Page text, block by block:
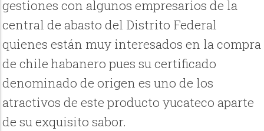
gestiones con algunos empresarios de la
central de abasto del Distrito Federal
quienes están muy interesados en la compra
de chile habanero pues su certificado
denominado de origen es uno de los
atractivos de este producto yucateco aparte
de su exquisito sabor.